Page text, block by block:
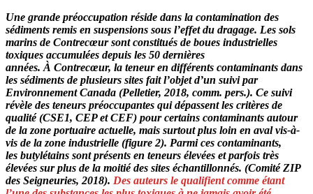
Une grande préoccupation réside dans la contamination des
sédiments remis en suspensions sous l’effet du dragage. Les sols
marins de Contrecœur sont constitués de boues industrielles
toxiques accumulées depuis les 50 dernières
années. À Contrecœur, la teneur en différents contaminants dans
les sédiments de plusieurs sites fait l’objet d’un suivi par
Environnement Canada (Pelletier, 2018, comm. pers.). Ce suivi
révèle des teneurs préoccupantes qui dépassent les critères de
qualité (CSE1, CEP et CEF) pour certains contaminants autour
de la zone portuaire actuelle, mais surtout plus loin en aval vis-à-
vis de la zone industrielle (figure 2). Parmi ces contaminants,
les butylétains sont présents en teneurs élevées et parfois très
élevées sur plus de la moitié des sites échantillonnés. (Comité ZIP
des Seigneuries, 2018). Des auteurs le qualifient comme étant